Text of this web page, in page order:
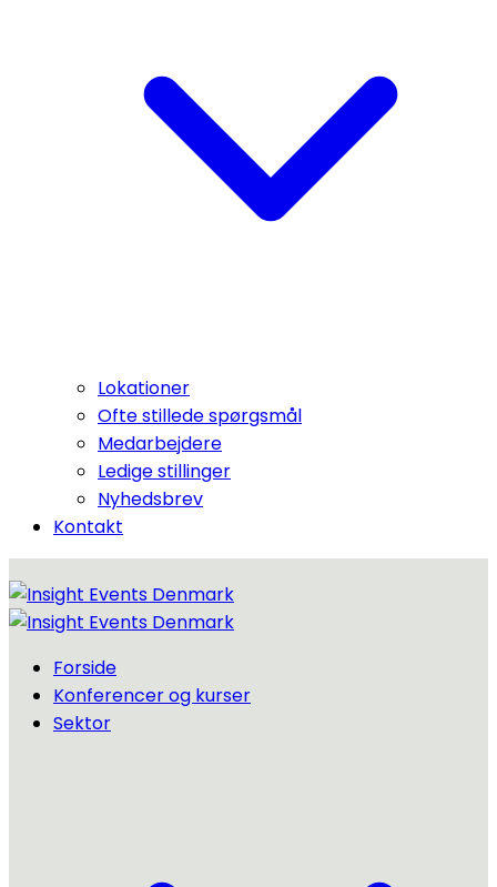
Lokationer
Ofte stillede spørgsmål
Medarbejdere
Ledige stillinger
Nyhedsbrev
Kontakt
Forside
Konferencer og kurser
Sektor